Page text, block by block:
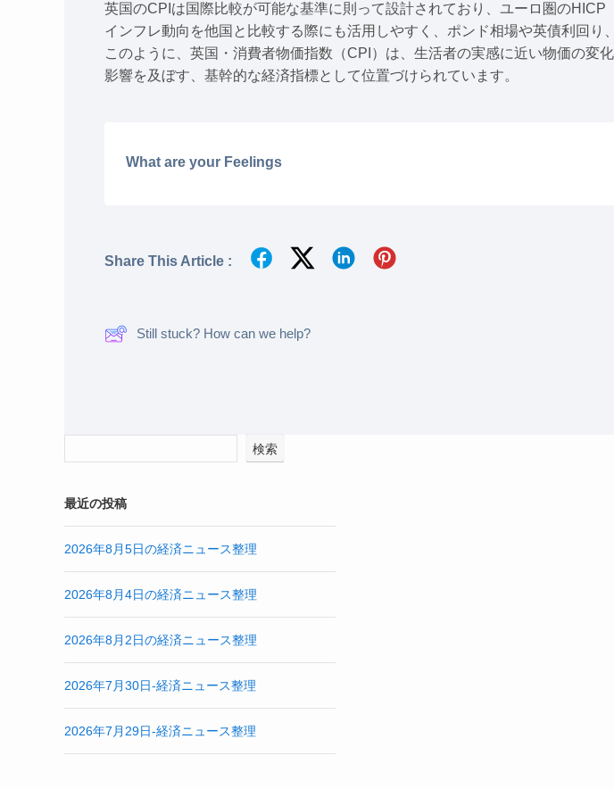
英国のCPIは国際比較が可能な基準に則って設計されており、ユーロ圏の
インフレ動向を他国と比較する際にも活用しやすく、ポンド相場や英債利回り
このように、英国・消費者物価指数（CPI）は、生活者の実感に近い物価の変
影響を及ぼす、基幹的な経済指標として位置づけられています。
What are your Feelings
Share This Article :
Still stuck? How can we help?
検索
最近の投稿
2026年8月5日の経済ニュース整理
2026年8月4日の経済ニュース整理
2026年8月2日の経済ニュース整理
2026年7月30日-経済ニュース整理
2026年7月29日-経済ニュース整理